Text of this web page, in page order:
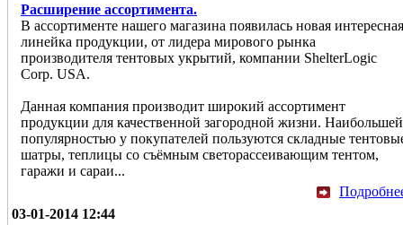
Расширение ассортимента.
В ассортименте нашего магазина появилась новая интересная
линейка продукции, от лидера мирового рынка
производителя тентовых укрытий, компании ShelterLogic
Corp. USA.
Данная компания производит широкий ассортимент
продукции для качественной загородной жизни. Наибольшей
популярностью у покупателей пользуются складные
шатры, теплицы со съёмным светорассеивающим тентом,
гаражи и сараи...
03-01-2014 12:44